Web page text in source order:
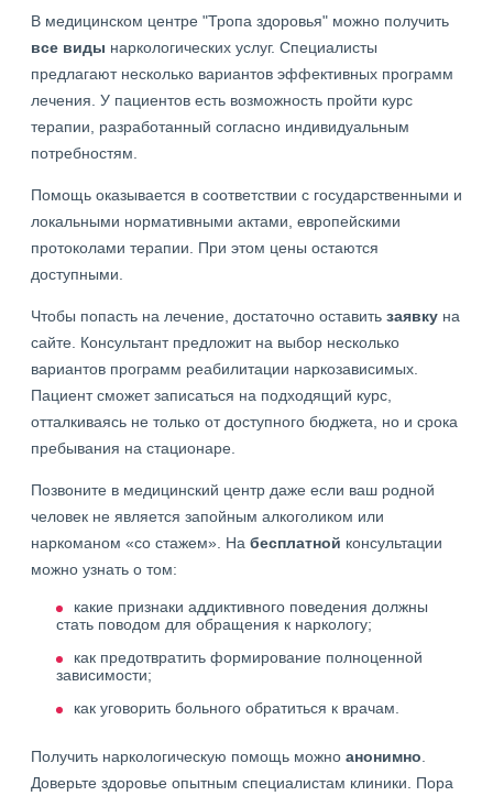
В медицинском центре "Тропа здоровья" можно получить
все виды наркологических услуг. Специалисты
предлагают несколько вариантов эффективных программ
лечения. У пациентов есть возможность пройти курс
терапии, разработанный согласно индивидуальным
потребностям.
Помощь оказывается в соответствии с государственными и
локальными нормативными актами, европейскими
протоколами терапии. При этом цены остаются
доступными.
Чтобы попасть на лечение, достаточно оставить заявку на
сайте. Консультант предложит на выбор несколько
вариантов программ реабилитации наркозависимых.
Пациент сможет записаться на подходящий курс,
отталкиваясь не только от доступного бюджета, но и срока
пребывания на стационаре.
Позвоните в медицинский центр даже если ваш родной
человек не является запойным алкоголиком или
наркоманом «со стажем». На бесплатной консультации
можно узнать о том:
какие признаки аддиктивного поведения должны
стать поводом для обращения к наркологу;
как предотвратить формирование полноценной
зависимости;
как уговорить больного обратиться к врачам.
Получить наркологическую помощь можно анонимно.
Доверьте здоровье опытным специалистам клиники. Пора